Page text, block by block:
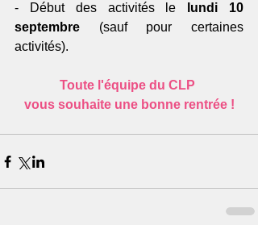
- Début des activités le
lundi 10
septembre (sauf pour certaines
activités).
Toute l'équipe du CLP
vous souhaite une bonne rentrée !